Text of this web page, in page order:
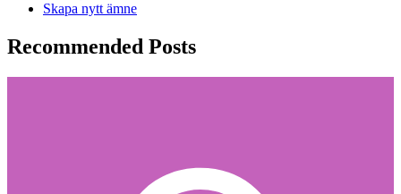
Skapa nytt ämne
Recommended Posts